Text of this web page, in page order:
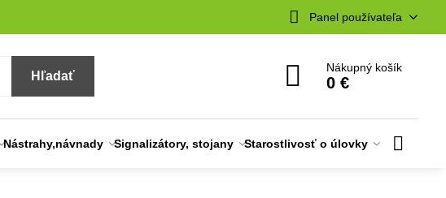
Panel používateľa
Hľadať
Nákupný košík
0 €
Nástrahy,návnady Signalizátory, stojany Starostlivosť o úlovky